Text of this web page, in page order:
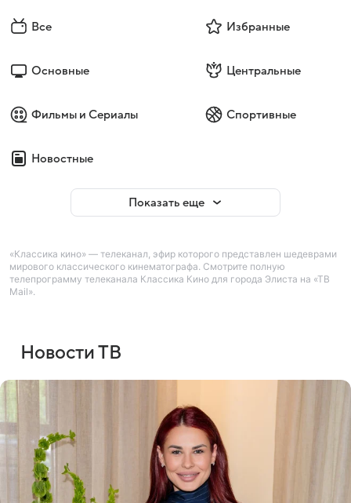
Все Избранные
Основные Центральные
Фильмы и Сериалы Спортивные
Новостные
Показать еще
«Классика кино» — телеканал, эфир которого представлен шедеврами
мирового классического кинематографа. Смотрите полную
телепрограмму телеканала Классика Кино для города Элиста на «ТВ
Mail».
Новости ТВ